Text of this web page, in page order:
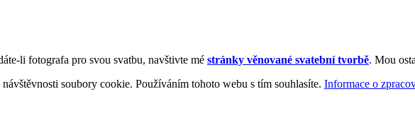
li fotografa pro svou svatbu, navštivte mé stránky věnované svatební tvorbě. Mou
soubory cookie. Používáním tohoto webu s tím souhlasíte. Informace o